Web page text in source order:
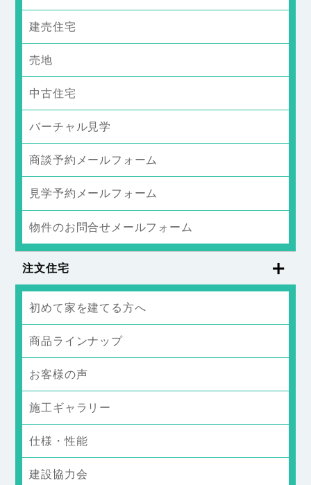
建売住宅
売地
中古住宅
バーチャル見学
商談予約メールフォーム
見学予約メールフォーム
物件のお問合せメールフォーム
注文住宅
初めて家を建てる方へ
商品ラインナップ
お客様の声
施工ギャラリー
仕様・性能
建設協力会